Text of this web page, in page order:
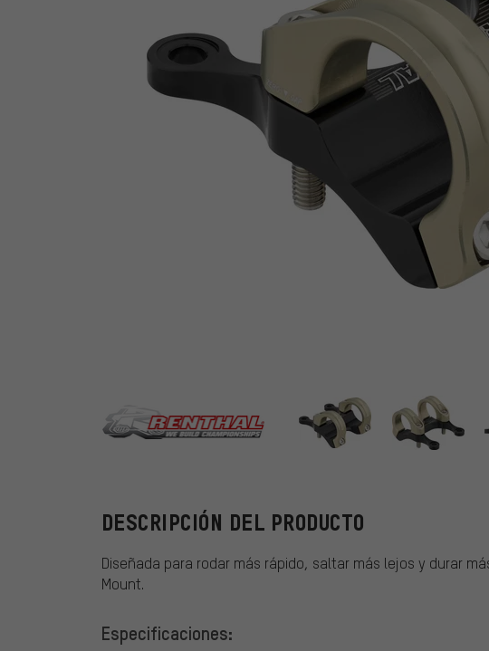
Renthal
DESCRIPCIÓN DEL PRODUCTO
Diseñada para rodar más rápido, saltar más lejos y durar
Mount.
Especificaciones: